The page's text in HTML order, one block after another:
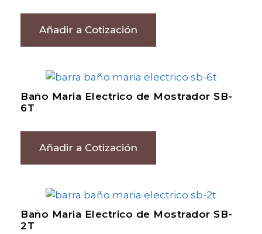
Añadir a Cotización
Baño Maria Electrico de Mostrador SB-
6T
Añadir a Cotización
Baño Maria Electrico de Mostrador SB-
2T